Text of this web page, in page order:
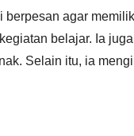
berpesan agar
belajar. Ia
Selain itu, ia